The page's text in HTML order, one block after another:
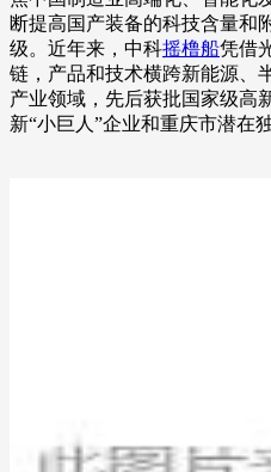
断提高国产装备的科技含量和
级。近年来，中科摇橹船凭借
链，产品和技术横跨新能源、
产业领域，先后获批国家级高
新“小巨人”企业和重庆市潜在